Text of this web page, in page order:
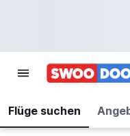
Flüge suchen